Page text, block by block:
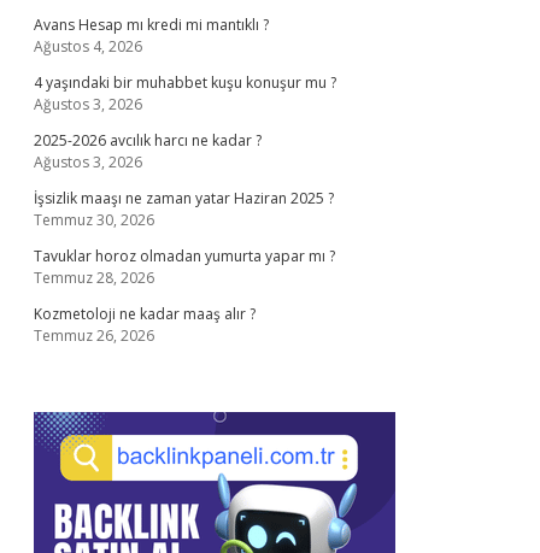
Avans Hesap mı kredi mi mantıklı ?
Ağustos 4, 2026
4 yaşındaki bir muhabbet kuşu konuşur mu ?
Ağustos 3, 2026
2025-2026 avcılık harcı ne kadar ?
Ağustos 3, 2026
İşsizlik maaşı ne zaman yatar Haziran 2025 ?
Temmuz 30, 2026
Tavuklar horoz olmadan yumurta yapar mı ?
Temmuz 28, 2026
Kozmetoloji ne kadar maaş alır ?
Temmuz 26, 2026